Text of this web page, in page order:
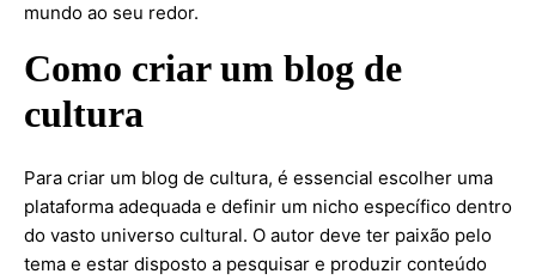
mundo ao seu redor.
Como criar um blog de
cultura
Para criar um blog de cultura, é essencial escolher uma
plataforma adequada e definir um nicho específico dentro
do vasto universo cultural. O autor deve ter paixão pelo
tema e estar disposto a pesquisar e produzir conteúdo